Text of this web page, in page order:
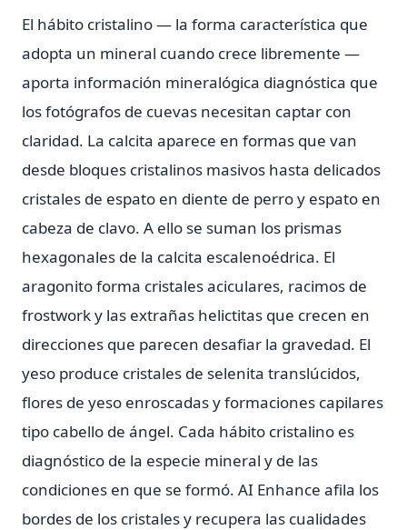
El hábito cristalino — la forma característica que
adopta un mineral cuando crece libremente —
aporta información mineralógica diagnóstica que
los fotógrafos de cuevas necesitan captar con
claridad. La calcita aparece en formas que van
desde bloques cristalinos masivos hasta delicados
cristales de espato en diente de perro y espato en
cabeza de clavo. A ello se suman los prismas
hexagonales de la calcita escalenoédrica. El
aragonito forma cristales aciculares, racimos de
frostwork y las extrañas helictitas que crecen en
direcciones que parecen desafiar la gravedad. El
yeso produce cristales de selenita translúcidos,
flores de yeso enroscadas y formaciones capilares
tipo cabello de ángel. Cada hábito cristalino es
diagnóstico de la especie mineral y de las
condiciones en que se formó. AI Enhance afila los
bordes de los cristales y recupera las cualidades